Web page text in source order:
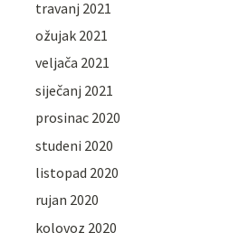
travanj 2021
ožujak 2021
veljača 2021
siječanj 2021
prosinac 2020
studeni 2020
listopad 2020
rujan 2020
kolovoz 2020